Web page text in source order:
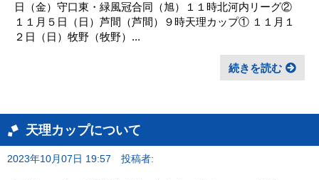
日（金）守口東・緑風冠合同（旭）１１時北河内リーグ②
１１月５日（日）芦間（芦間）９時天理カップ① １１月１
２日（日）牧野（牧野）...
続きを読む
天理カップについて
2023年10月07日 19:57 投稿者: